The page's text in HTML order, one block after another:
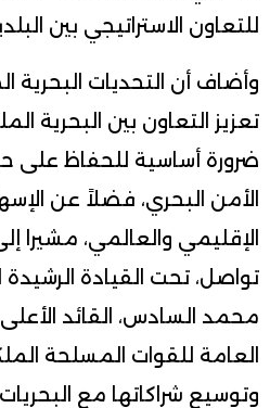
للتعاون الاستراتيجي بين
وأضاف أن التحديات البحرية
تعزيز التعاون بين البحرية
ضرورة أساسية للحفاظ على
الأمن البحري، فضلاً عن
الإقليمي والعالمي، مشيرا
تواصل، تحت القيادة
محمد السادس، القائد
العامة للقوات المسلحة
وتوسيع شراكاتها مع